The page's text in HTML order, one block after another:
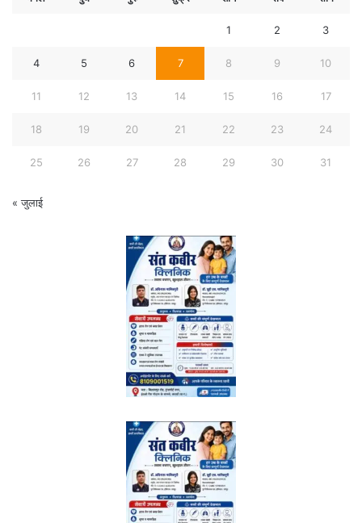
1 2 3
4 5 6 7 8 9 10
11 12 13 14 15 16 17
18 19 20 21 22 23 24
25 26 27 28 29 30 31
« जुलाई